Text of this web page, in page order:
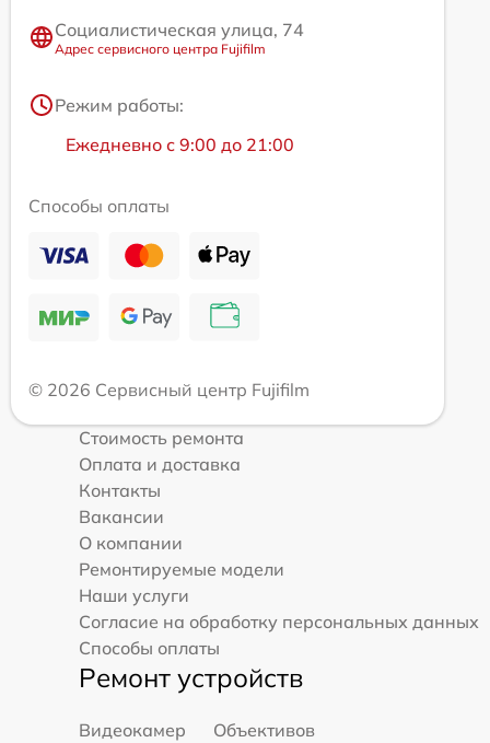
Социалистическая улица, 74
Адрес сервисного центра Fujifilm
Режим работы:
Ежедневно с 9:00 до 21:00
Способы оплаты
© 2026 Сервисный центр Fujifilm
Стоимость ремонта
Оплата и доставка
Контакты
Вакансии
О компании
Ремонтируемые модели
Наши услуги
Согласие на обработку персональных данных
Способы оплаты
Ремонт устройств
Видеокамер
Объективов